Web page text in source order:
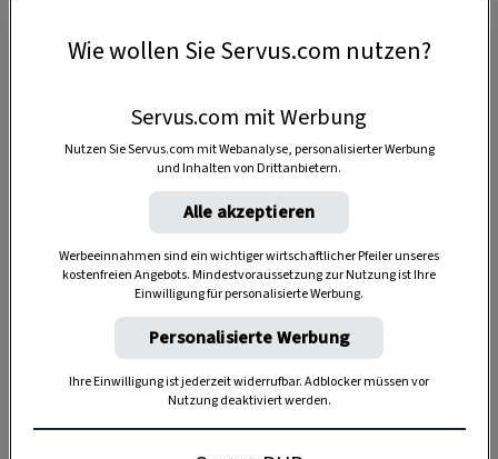
Anzeige
Wie wollen Sie Servus.com nutzen?
Servus.com mit Werbung
Nutzen Sie Servus.com mit Webanalyse, personalisierter Werbung
und Inhalten von Drittanbietern.
Alle akzeptieren
Werbeeinnahmen sind ein wichtiger wirtschaftlicher Pfeiler unseres
kostenfreien Angebots. Mindestvoraussetzung zur Nutzung ist Ihre
Einwilligung für personalisierte Werbung.
Personalisierte Werbung
Ihre Einwilligung ist jederzeit widerrufbar. Adblocker müssen vor
Nutzung deaktiviert werden.